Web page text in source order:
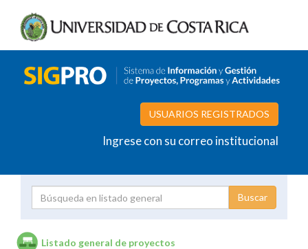
USUARIOS REGISTRADOS
Ingrese con su correo institucional
Listado general de proyectos